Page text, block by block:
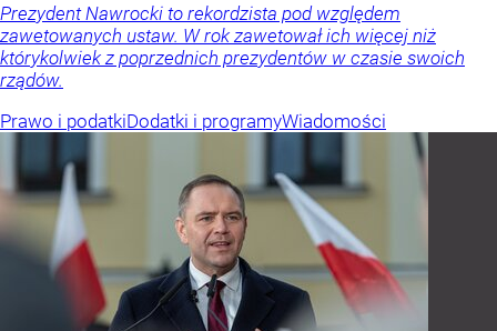
Prezydent Nawrocki to rekordzista pod względem
zawetowanych ustaw. W rok zawetował ich więcej niż
którykolwiek z poprzednich prezydentów w czasie swoich
rządów.
Prawo i podatkiDodatki i programyWiadomości